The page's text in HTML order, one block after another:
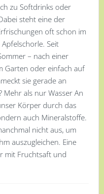
zu Softdrinks oder
steht eine der
oft schon im
Seit
– nach einer
Garten oder einfach auf
sie gerade an
Mehr als nur Wasser An
Körper durch das
auch Mineralstoffe.
nicht aus, um
auszugleichen. Eine
mit Fruchtsaft und